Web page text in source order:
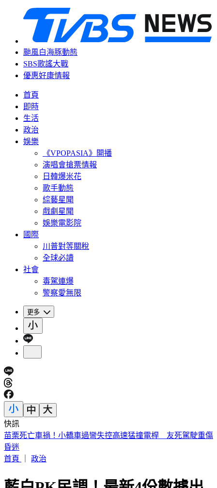
颱風白海豚動態
SBS歌謠大戰
優惠好康情報
首頁
即時
生活
政治
娛樂
《VPOPASIA》開播
演唱會搶票情報
日韓爆米花
歌手動態
綜藝星聞
戲劇星聞
娛樂電影院
國際
川普對等關稅
全球必讀
社會
毒駕連爆
警察愛無限
更多
快訊
蔡阿嘎陷爭議！前員工蘿拉神隱多時突發文 60字曝現況
首頁
藍白PK民調！最新4份數據出